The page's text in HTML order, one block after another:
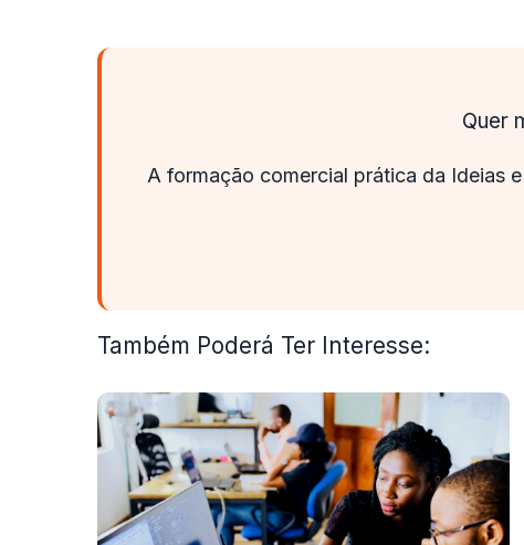
Quer
A formação comercial prática da Ideias
Também Poderá Ter Interesse: